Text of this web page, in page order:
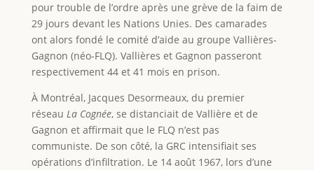
pour trouble de l’ordre après une grève de la faim de
29 jours devant les Nations Unies. Des camarades
ont alors fondé le comité d’aide au groupe Vallières-
Gagnon (néo-FLQ). Vallières et Gagnon passeront
respectivement 44 et 41 mois en prison.
À Montréal, Jacques Desormeaux, du premier
réseau La Cognée, se distanciait de Vallière et de
Gagnon et affirmait que le FLQ n’est pas
communiste. De son côté, la GRC intensifiait ses
opérations d’infiltration. Le 14 août 1967, lors d’une